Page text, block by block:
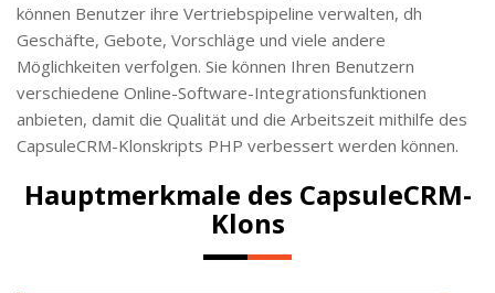
können Benutzer ihre Vertriebspipeline verwalten, dh
Geschäfte, Gebote, Vorschläge und viele andere
Möglichkeiten verfolgen. Sie können Ihren Benutzern
verschiedene Online-Software-Integrationsfunktionen
anbieten, damit die Qualität und die Arbeitszeit mithilfe des
CapsuleCRM-Klonskripts PHP verbessert werden können.
Hauptmerkmale des CapsuleCRM-
Klons